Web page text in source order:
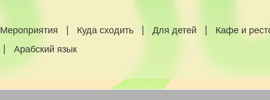
Мероприятия Куда сходить Для детей
Кафе и
Арабский язык